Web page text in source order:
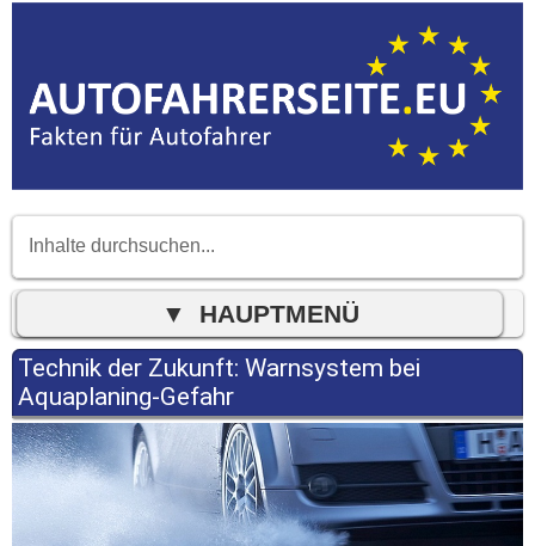
Technik der Zukunft: Warnsystem bei
Aquaplaning-Gefahr